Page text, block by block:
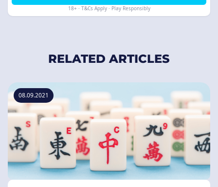
18+ · T&Cs Apply · Play Responsibly
RELATED ARTICLES
08.09.2021